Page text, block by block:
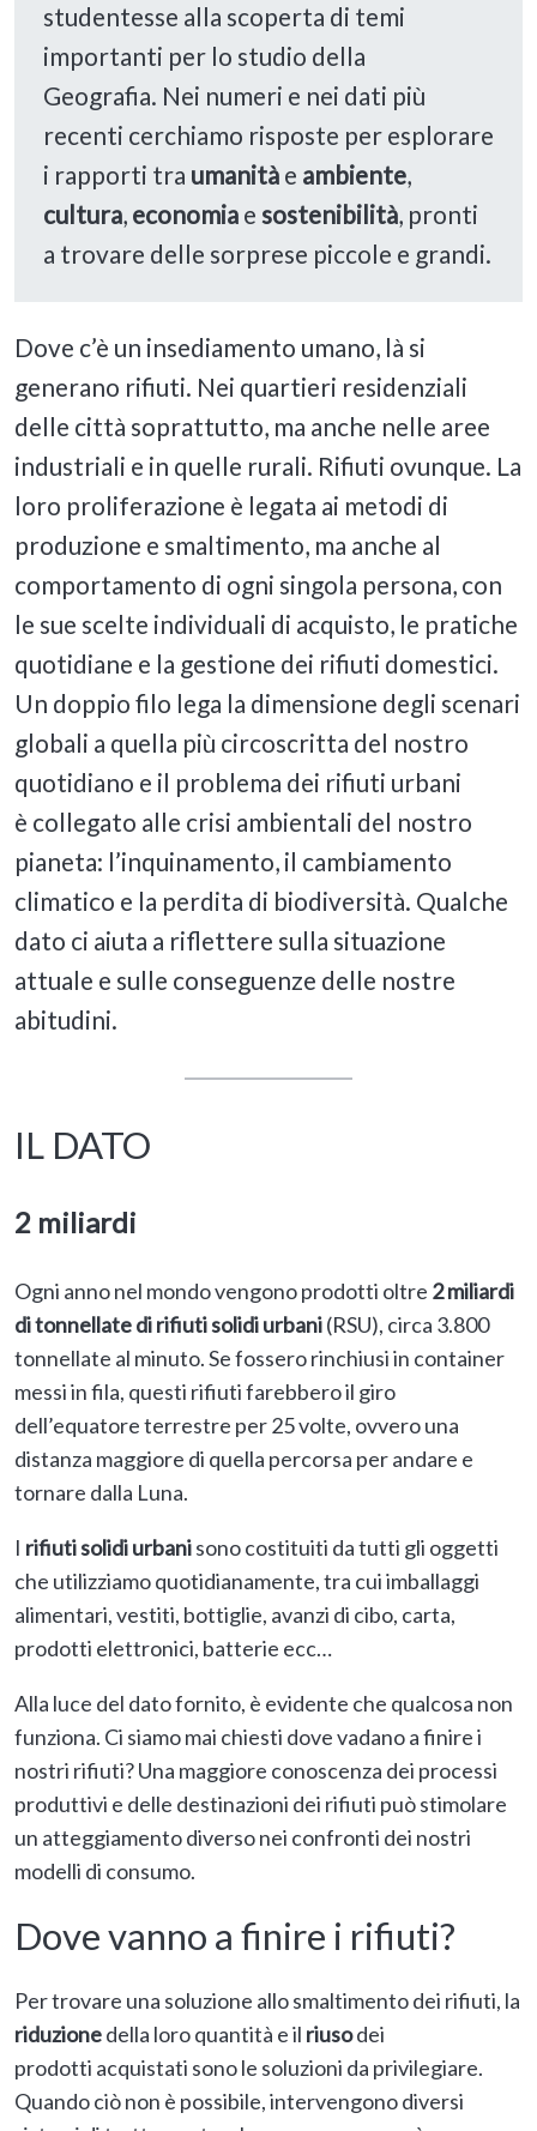
studentesse alla scoperta di temi
importanti per lo studio della
Geografia. Nei numeri e nei dati più
recenti cerchiamo risposte per esplorare
i rapporti tra umanità e ambiente,
cultura, economia e sostenibilità, pronti
a trovare delle sorprese piccole e grandi.
Dove c’è un insediamento umano, là si
generano rifiuti. Nei quartieri residenziali
delle città soprattutto, ma anche nelle aree
industriali e in quelle rurali. Rifiuti ovunque. La
loro proliferazione è legata ai metodi di
produzione e smaltimento, ma anche al
comportamento di ogni singola persona, con
le sue scelte individuali di acquisto, le pratiche
quotidiane e la gestione dei rifiuti domestici.
Un doppio filo lega la dimensione degli scenari
globali a quella più circoscritta del nostro
quotidiano e il problema dei rifiuti urbani
è collegato alle crisi ambientali del nostro
pianeta: l’inquinamento, il cambiamento
climatico e la perdita di biodiversità. Qualche
dato ci aiuta a riflettere sulla situazione
attuale e sulle conseguenze delle nostre
abitudini.
IL DATO
2 miliardi
Ogni anno nel mondo vengono prodotti oltre 2 miliardi
di tonnellate di rifiuti solidi urbani(RSU), circa 3.800
tonnellate al minuto. Se fossero rinchiusi in container
messi in fila, questi rifiuti farebbero il giro
dell’equatore terrestre per 25 volte, ovvero una
distanza maggiore di quella percorsa per andare e
tornare dalla Luna.
I rifiuti solidi urbanisono costituiti da tutti gli oggetti
che utilizziamo quotidianamente, tra cui imballaggi
alimentari, vestiti, bottiglie, avanzi di cibo, carta,
prodotti elettronici, batterie ecc…
Alla luce del dato fornito, è evidente che qualcosa non
funziona. Ci siamo mai chiesti dove vadano a finire i
nostri rifiuti? Una maggiore conoscenza dei processi
produttivi e delle destinazioni dei rifiuti può stimolare
un atteggiamento diverso nei confronti dei nostri
modelli di consumo.
Dove vanno a finire i rifiuti?
Per trovare una soluzione allo smaltimento dei rifiuti, la
riduzionedella loro quantità e il riusodei
prodotti acquistati sono le soluzioni da privilegiare.
Quando ciò non è possibile, intervengono diversi